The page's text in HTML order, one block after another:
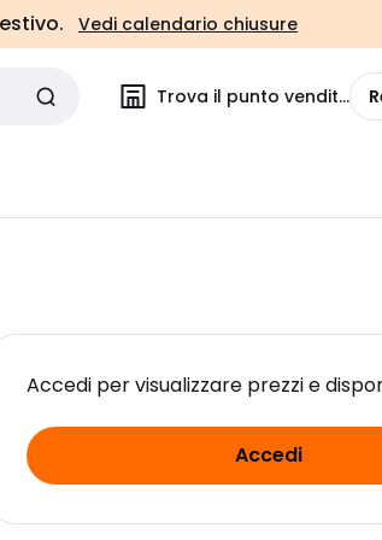
Vedi calendario chiusure
Trova il punto vendita
Accedi per visualizzare prezzi e
Accedi